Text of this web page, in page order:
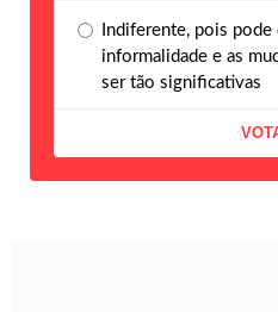
Indiferente, pois pode
informalidade e as
ser tão significativas